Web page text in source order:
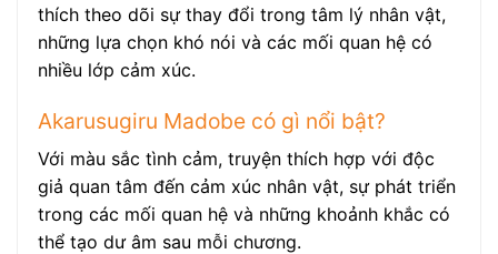
thích theo dõi sự thay đổi trong tâm lý nhân vật,
những lựa chọn khó nói và các mối quan hệ có
nhiều lớp cảm xúc.
Akarusugiru Madobe có gì nổi bật?
Với màu sắc tình cảm, truyện thích hợp với độc
giả quan tâm đến cảm xúc nhân vật, sự phát triển
trong các mối quan hệ và những khoảnh khắc có
thể tạo dư âm sau mỗi chương.